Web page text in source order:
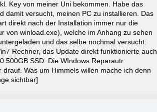
Key von meiner Uni bekommen. Habe das
damit versucht, meinen PC zu installieren. Das
direkt nach der Installation immer nur die
von winload.exe), welche im Anhang zu sehen
und das selbe nochmal versucht:
Rechner, das Update direkt funktionierte auch
500GB SSD. Die WIndows Reparautr
Was um Himmels willen mache ich denn
sichtbar]